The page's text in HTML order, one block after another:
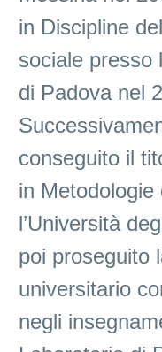
in Discipline
sociale presso
di Padova nel
conseguito il
in
l’Università
poi proseguito
universitario
negli